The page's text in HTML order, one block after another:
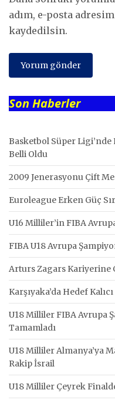
adım, e-posta
kaydedilsin.
Son Haberler
Basketbol Süper
Belli Oldu
2009 Jenerasyonu Çift
Euroleague Erken Güç
U16 Milliler’in FIBA
FIBA U18 Avrupa
Arturs Zagars Kariyerine
Karşıyaka’da Hedef
U18 Milliler FIBA Avrupa
Tamamladı
U18 Milliler Almanya’ya
Rakip İsrail
U18 Milliler Çeyrek